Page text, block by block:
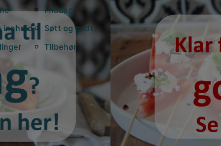
innhold
Middag
Søtt og godt
Tilbehør